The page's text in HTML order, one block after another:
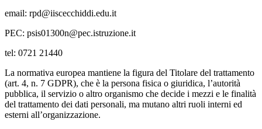
email: rpd@iiscecchiddi.edu.it
PEC: psis01300n@pec.istruzione.it
tel: 0721 21440
La normativa europea mantiene la figura del Titolare del trattamento
(art. 4, n. 7 GDPR), che è la persona fisica o giuridica, l’autorità
pubblica, il servizio o altro organismo che decide i mezzi e le finalità
del trattamento dei dati personali, ma mutano altri ruoli interni ed
esterni all’organizzazione.